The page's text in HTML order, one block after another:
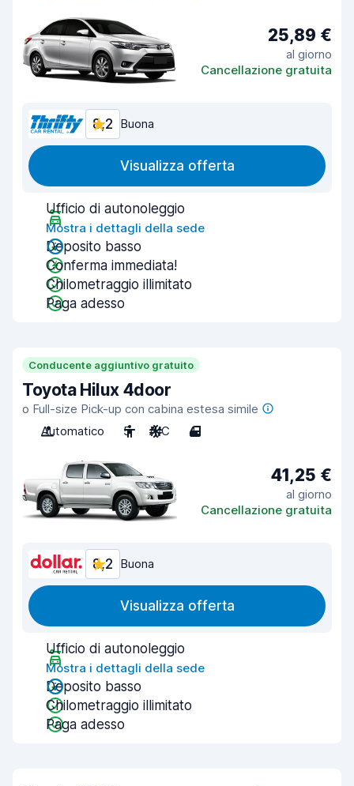
25,89 €
al giorno
Cancellazione gratuita
8,2 Buona
Visualizza offerta
Ufficio di autonoleggio
Mostra i dettagli della sede
Deposito basso
Conferma immediata!
Chilometraggio illimitato
Paga adesso
Conducente aggiuntivo gratuito
Toyota Hilux 4door
o Full-size Pick-up con cabina estesa simile
Automatico
5 A/C 4
41,25 €
al giorno
Cancellazione gratuita
8,2 Buona
Visualizza offerta
Ufficio di autonoleggio
Mostra i dettagli della sede
Deposito basso
Chilometraggio illimitato
Paga adesso